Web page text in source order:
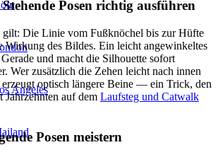
Angeles
Posen richtig ausführen
gilt: Die Linie vom Fußknöchel bis zur Hüfte
Wirkung des Bildes. Ein leicht angewinkeltes
und macht die Silhouette sofort
Wer zusätzlich die Zehen leicht nach innen
optisch längere Beine — ein Trick, den
Jahrzehnten auf dem Laufsteg und Catwalk
Posen meistern